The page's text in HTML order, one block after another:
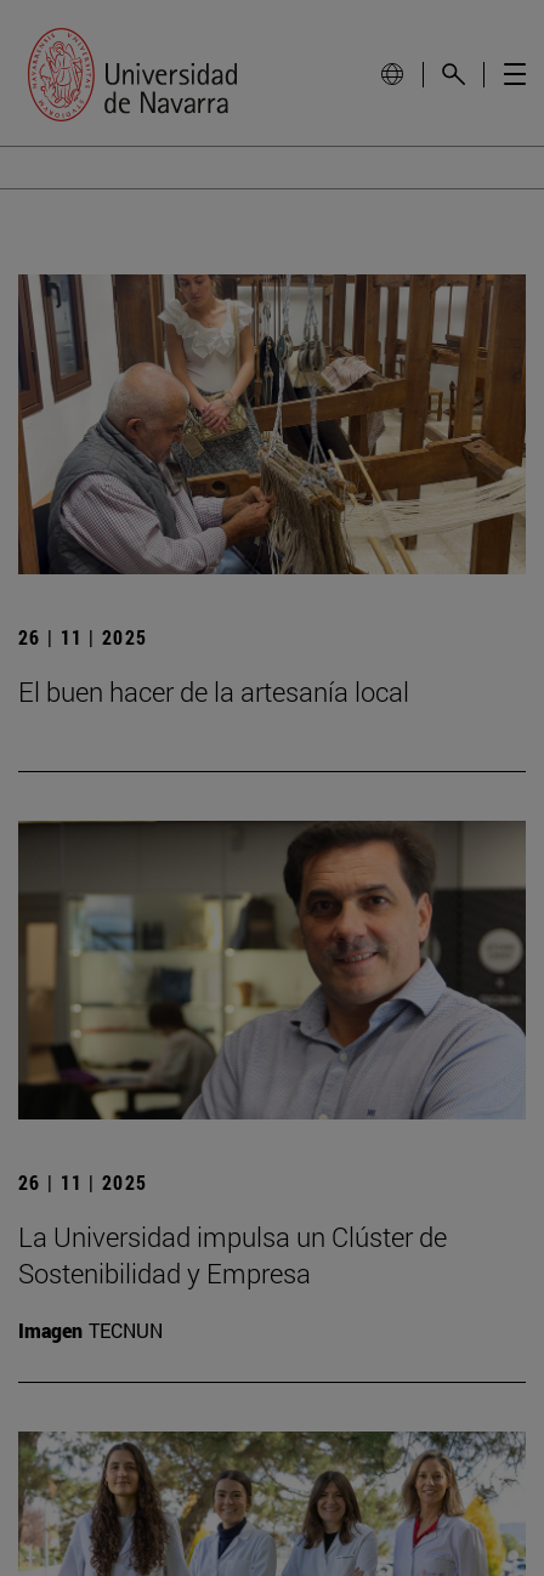
26 | 11 | 2025
El buen hacer de la artesanía local
26 | 11 | 2025
La Universidad impulsa un Clúster de
Sostenibilidad y Empresa
Imagen TECNUN